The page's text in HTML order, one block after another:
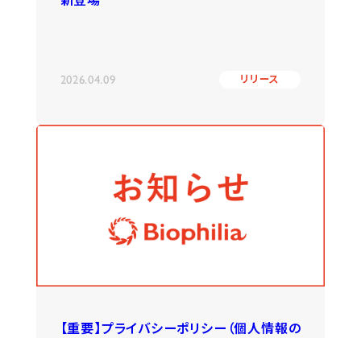
2026.04.09 リリース
【重要】プライバシーポリシー（個人情報の